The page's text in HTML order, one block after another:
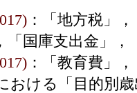
：「地方税」
「国庫支出金」
：「教育費」
おける「目的別